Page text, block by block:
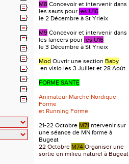
M8 Concevoir et intervenir dans
les sauts pour les U16
le 2 Décembre à St Yrieix
M9 Concevoir et intervenir dans
les lancers pour les U16
le 3 Décembre à St Yrieix
Mod Ouvrir une section Baby
en visio les 3 Juillet et 28 Août
FORME SANTE
Animateur Marche Nordique
Forme
et Running Forme
21-22 Octobre M71Intervenir sur
une séance de MN forme à
Bugeat
22 Octobre M74 Organiser une
sortie en milieu naturel à Bugeat